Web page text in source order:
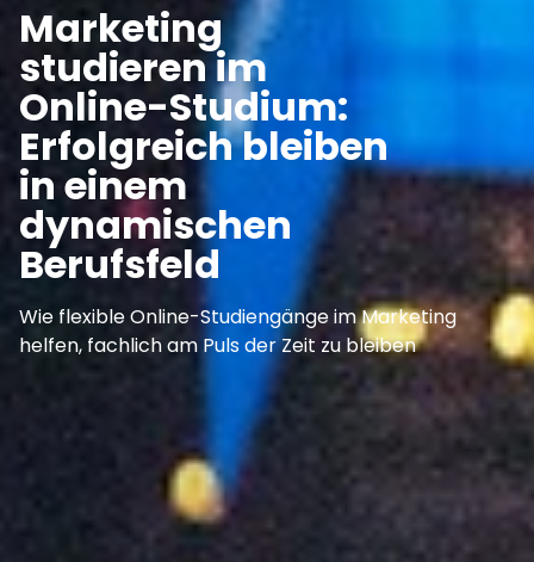
Marketing
studieren im
Online-Studium:
Erfolgreich bleiben
in einem
dynamischen
Berufsfeld
Wie flexible Online-Studiengänge im Marketing
helfen, fachlich am Puls der Zeit zu bleiben